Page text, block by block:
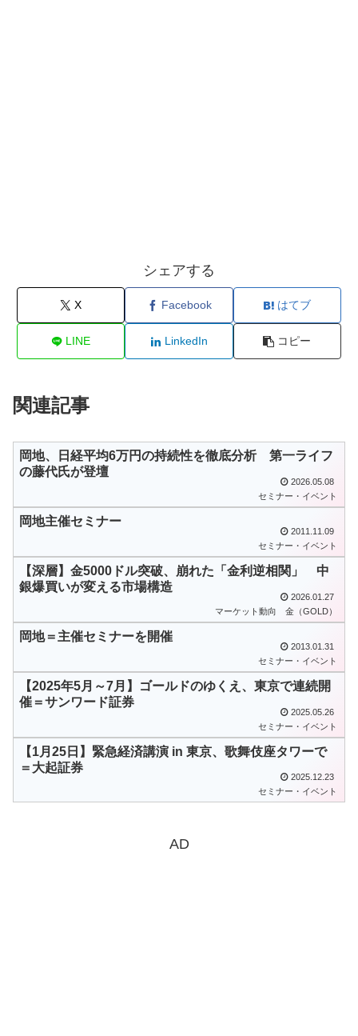
シェアする
X Facebook はてブ
LINE LinkedIn コピー
関連記事
岡地、日経平均6万円の持続性を徹底分析 第一ライフ
の藤代氏が登壇
2026.05.08
セミナー・イベント
岡地主催セミナー
2011.11.09
セミナー・イベント
【深層】金5000ドル突破、崩れた「金利逆相関」 中
銀爆買いが変える市場構造
2026.01.27
マーケット動向
金（GOLD）
岡地＝主催セミナーを開催
2013.01.31
セミナー・イベント
【2025年5月～7月】ゴールドのゆくえ、東京で連続開
催＝サンワード証券
2025.05.26
セミナー・イベント
【1月25日】緊急経済講演 in 東京、歌舞伎座タワーで
＝大起証券
2025.12.23
セミナー・イベント
AD